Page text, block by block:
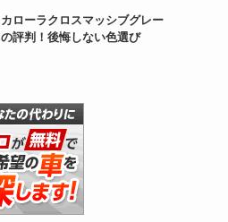
カローラクロスマッシブグレー
の評判！後悔しない色選び